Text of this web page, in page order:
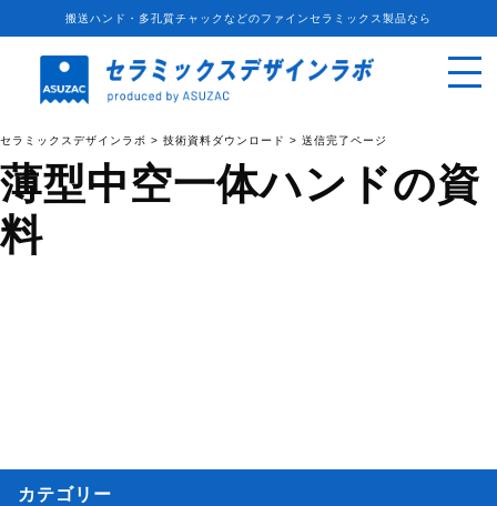
搬送ハンド・多孔質チャックなどのファインセラミックス製品なら
セラミックスデザインラボ > 技術資料ダウンロード > 送信完了ページ
薄型中空一体ハンドの資
料
カテゴリー